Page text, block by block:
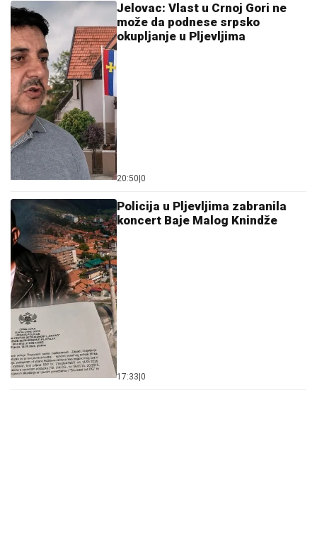
Jelovac: Vlast u Crnoj Gori ne
može da podnese srpsko
okupljanje u Pljevljima
20:50 0
Policija u Pljevljima zabranila
koncert Baje Malog Knindže
17:33 0